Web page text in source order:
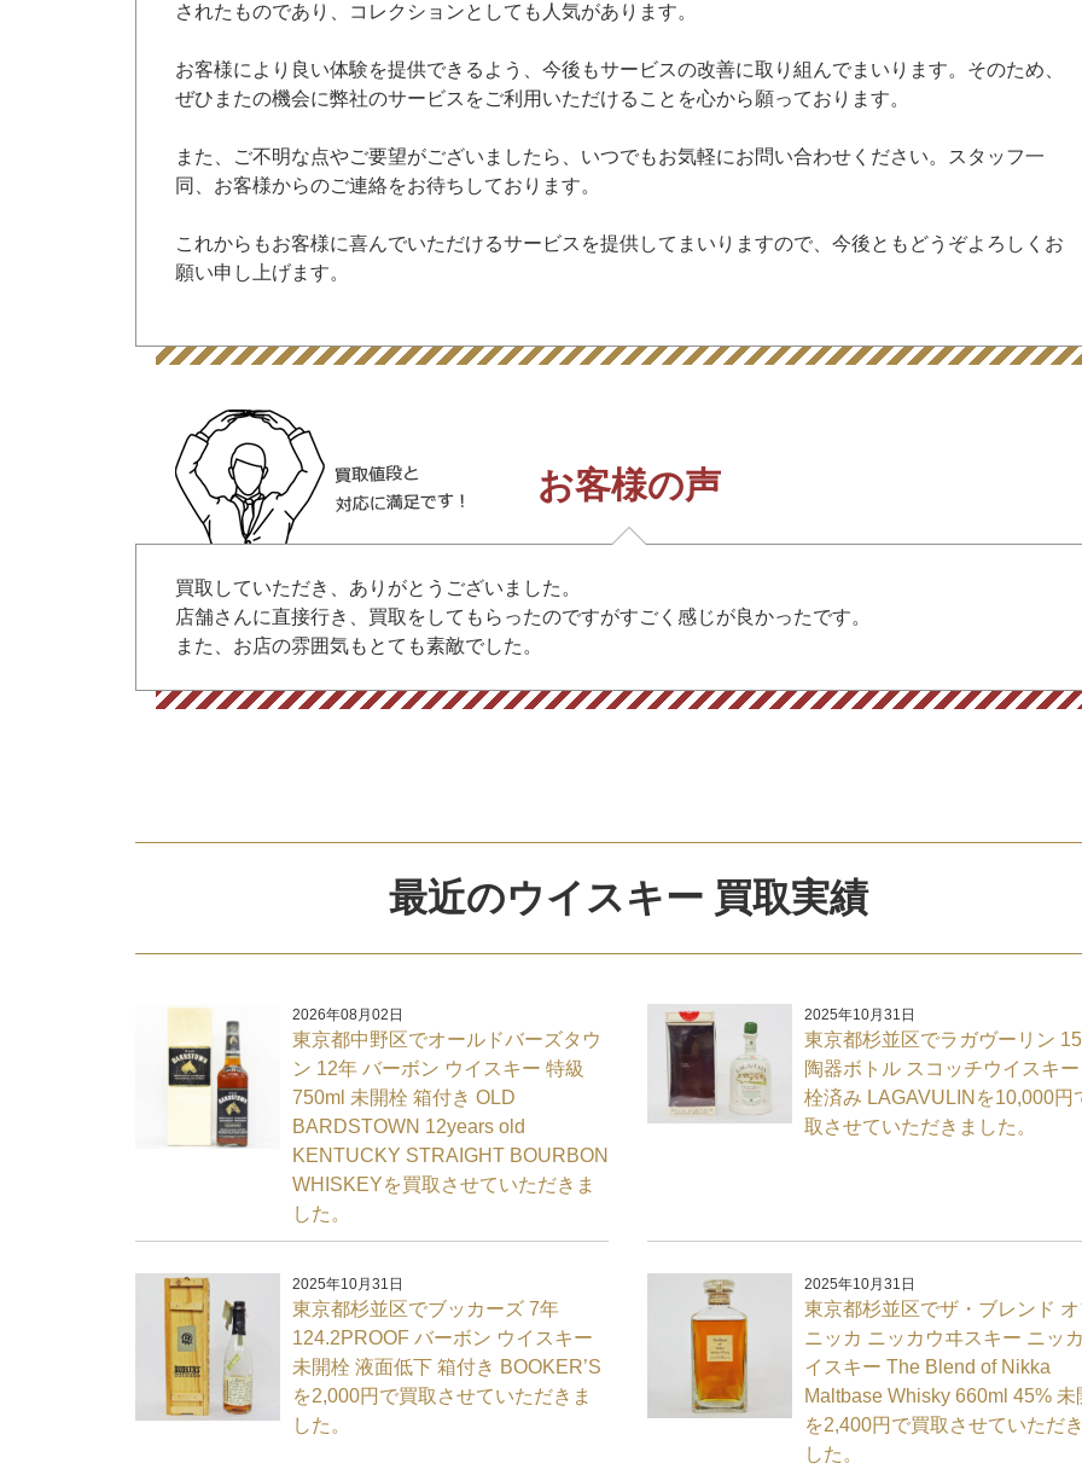
されたものであり、コレクションとしても人気があります。
お客様により良い体験を提供できるよう、今後もサービスの改善に取り組んでまいります。そのため、
ぜひまたの機会に弊社のサービスをご利用いただけることを心から願っております。
また、ご不明な点やご要望がございましたら、いつでもお気軽にお問い合わせください。スタッフ一
同、お客様からのご連絡をお待ちしております。
これからもお客様に喜んでいただけるサービスを提供してまいりますので、今後ともどうぞよろしくお
願い申し上げます。
お客様の声
買取していただき、ありがとうございました。
店舗さんに直接行き、買取をしてもらったのですがすごく感じが良かったです。
また、お店の雰囲気もとても素敵でした。
最近のウイスキー 買取実績
2026年08月02日
東京都中野区でオールドバーズタウ
ン 12年 バーボン ウイスキー 特級
750ml 未開栓 箱付き OLD
BARDSTOWN 12years old
KENTUCKY STRAIGHT BOURBON
WHISKEYを買取させていただきま
した。
2025年10月31日
東京都杉並区でラガヴーリン
陶器ボトル スコッチウイスキ
栓済み LAGAVULINを10,000円
取させていただきました。
2025年10月31日
東京都杉並区でブッカーズ 7年
124.2PROOF バーボン ウイスキー
未開栓 液面低下 箱付き BOOKER’S
を2,000円で買取させていただきま
した。
2025年10月31日
東京都杉並区でザ・ブレンド
ニッカ ニッカウヰスキー ニッ
イスキー The Blend of Nikka
Maltbase Whisky 660ml 45% 未
を2,400円で買取させていただ
した。